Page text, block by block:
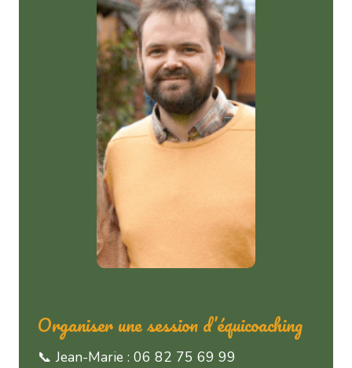
Organiser une session d’équicoaching
📞 Jean-Marie : 06 82 75 69 99